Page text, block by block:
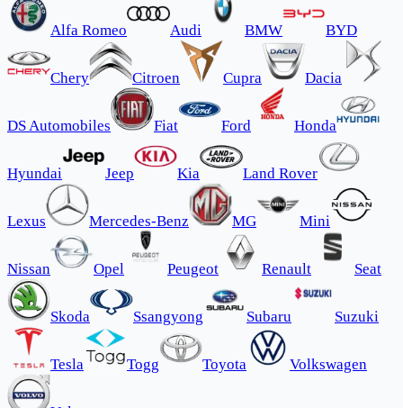
Alfa Romeo Audi BMW BYD
Chery Citroen Cupra Dacia
DS Automobiles Fiat Ford Honda
Hyundai Jeep Kia Land Rover
Lexus Mercedes-Benz MG Mini
Nissan Opel Peugeot Renault Seat
Skoda Ssangyong Subaru Suzuki
Tesla Togg Toyota Volkswagen